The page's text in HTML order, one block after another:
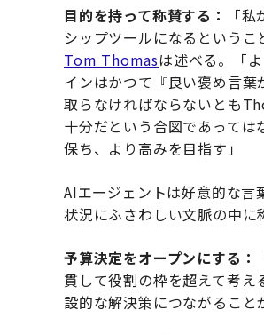
目的を持って称賛する：
「
シップツールになるという
Tom Thomasは述べる。「
インはかつて『良い褒め言
取らなければならないとも
十分だという合図であって
保ち、より高みを目指す」
AIエージェントは好意的な
状況にふさわしい文脈の中に
予算決定をオープンにする：
貫して役割の枠を超えて考
設的な解決策につながること